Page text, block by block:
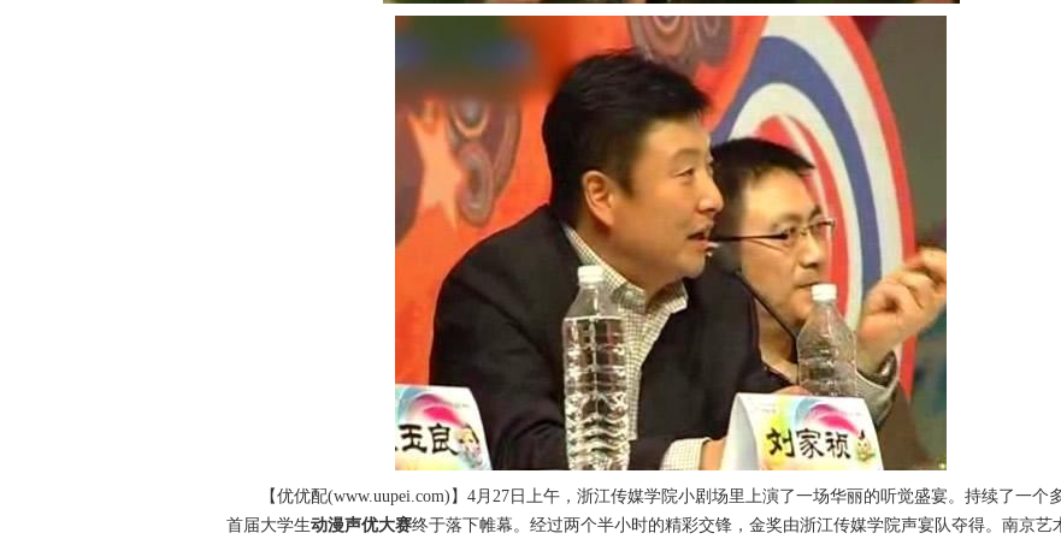
【优优配(www.uupei.com)】4月27日上午，浙江传媒学院小剧场里上演了一场华丽的听觉盛宴。持续了一个
首届大学生动漫声优大赛终于落下帷幕。经过两个半小时的精彩交锋，金奖由浙江传媒学院声宴队夺得。南京艺